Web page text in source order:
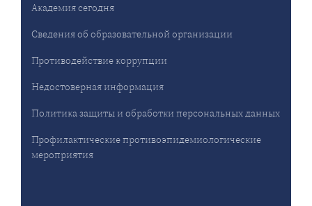
Академия сегодня
Сведения об образовательной организации
Противодействие коррупции
Недостоверная информация
Политика защиты и обработки персональных данных
Профилактические противоэпидемиологические
мероприятия